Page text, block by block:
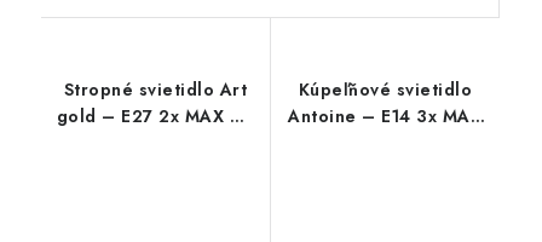
Stropné svietidlo Art
gold – E27 2x MAX 60
Kúpeľňové svietidlo
Antoine – E14 3x MAX